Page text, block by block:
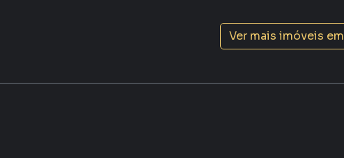
Ver mais imóveis em